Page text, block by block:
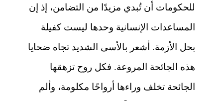
للحكومات أن تُبدي مزيدًا من التضامن، إذ إن
المساعدات الإنسانية وحدها ليست كفيلة
بحل الأزمة. أشعر بالأسى الشديد تجاه ضحايا
هذه الجائحة المروعة. فكل روح تزهقها
الجائحة تخلف وراءها أرواحًا مكلومة، وألم